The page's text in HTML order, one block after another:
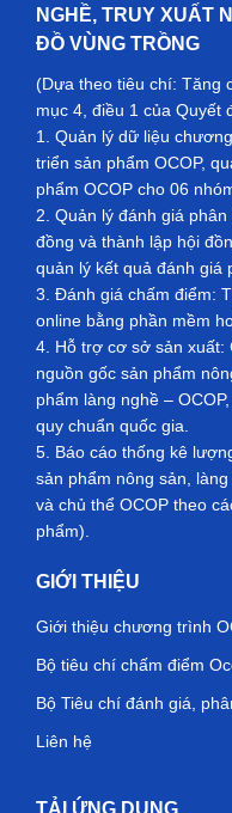
NGHỀ, TRUY XUẤT
ĐỒ VÙNG TRỒNG
(Dựa theo tiêu chí: Tăng
mục 4, điều 1 của Quyết
1. Quản lý dữ liệu
triển sản phẩm OCOP,
phẩm OCOP cho 06
2. Quản lý đánh giá
đồng và thành lập hội
quản lý kết quả đánh giá
3. Đánh giá chấm điểm:
online bằng phần mềm
4. Hỗ trợ cơ sở sản xuất:
nguồn gốc sản phẩm
phẩm làng nghề –
quy chuẩn quốc gia.
5. Báo cáo thống kê
sản phẩm nông sản,
và chủ thể OCOP theo
phẩm).
GIỚI THIỆU
Giới thiệu chương trình
Bộ tiêu chí chấm điểm
Bộ Tiêu chí đánh giá,
Liên hệ